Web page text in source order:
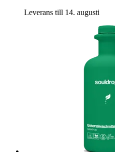
Leverans till 14. augusti